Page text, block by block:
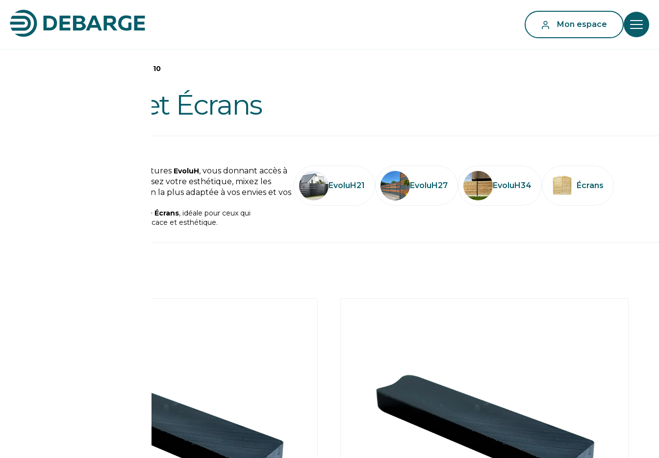
Mon espace
Page 10
Clôtures et Écrans
Découvrez nos gammes de clôtures EvoluH, vous donnant accès à
de multiples possibilités. Choisissez votre esthétique, mixez les
matériaux et trouvez la solution la plus adaptée à vos envies et vos
Découvrez également notre famille Écrans, idéale pour ceux qui
recherchent une solution sobre, efficace et esthétique.
EvoluH21 EvoluH27 EvoluH34 Écrans